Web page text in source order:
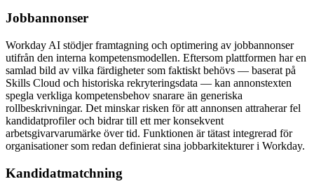
Jobbannonser
Workday AI stödjer framtagning och optimering av jobbannonser
utifrån den interna kompetensmodellen. Eftersom plattformen har en
samlad bild av vilka färdigheter som faktiskt behövs — baserat på
Skills Cloud och historiska rekryteringsdata — kan annonstexten
spegla verkliga kompetensbehov snarare än generiska
rollbeskrivningar. Det minskar risken för att annonsen attraherar fel
kandidatprofiler och bidrar till ett mer konsekvent
arbetsgivarvarumärke över tid. Funktionen är tätast integrerad för
organisationer som redan definierat sina jobbarkitekturer i Workday.
Kandidatmatchning